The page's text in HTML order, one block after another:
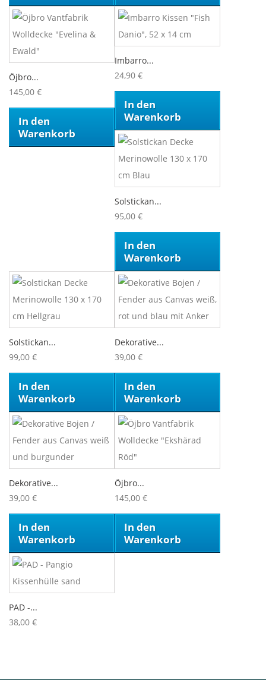
Öjbro...
145,00 €
In den
Warenkorb
Imbarro...
24,90 €
In den
Warenkorb
Solstickan...
95,00 €
In den
Warenkorb
Solstickan...
99,00 €
In den
Warenkorb
Dekorative...
39,00 €
In den
Warenkorb
Dekorative...
39,00 €
In den
Warenkorb
Öjbro...
145,00 €
In den
Warenkorb
PAD -...
38,00 €